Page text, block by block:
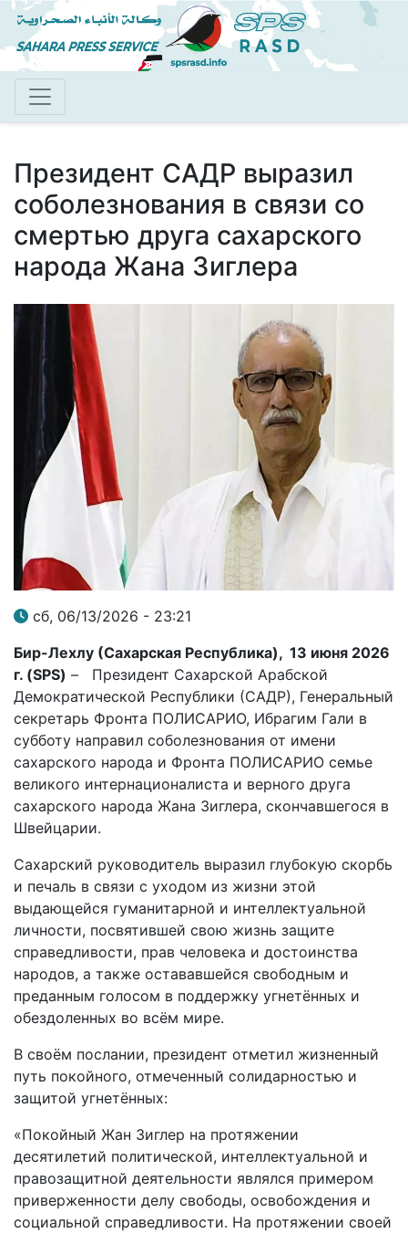
Перейти
к
основному
Президент САДР выразил
соболезнования в связи со
смертью друга сахарского
народа Жана Зиглера
сб, 06/13/2026 - 23:21
Бир-Лехлу (Сахарская Республика), 13 июня 2026
г. (SPS) – Президент Сахарской Арабской
Демократической Республики (САДР), Генеральный
секретарь Фронта ПОЛИСАРИО, Ибрагим Гали в
субботу направил соболезнования от имени
сахарского народа и Фронта ПОЛИСАРИО семье
великого интернационалиста и верного друга
сахарского народа Жана Зиглера, скончавшегося в
Швейцарии.
Сахарский руководитель выразил глубокую скорбь
и печаль в связи с уходом из жизни этой
выдающейся гуманитарной и интеллектуальной
личности, посвятившей свою жизнь защите
справедливости, прав человека и достоинства
народов, а также остававшейся свободным и
преданным голосом в поддержку угнетённых и
обездоленных во всём мире.
В своём послании, президент отметил жизненный
путь покойного, отмеченный солидарностью и
защитой угнетённых:
«Покойный Жан Зиглер на протяжении
десятилетий политической, интеллектуальной и
правозащитной деятельности являлся примером
приверженности делу свободы, освобождения и
социальной справедливости. На протяжении своей